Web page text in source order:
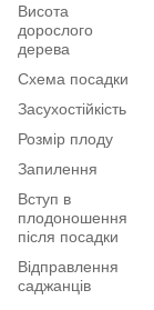
Висота
дорослого
дерева
Схема посадки
Засухостійкість
Розмір плоду
Запилення
Вступ в
плодоношення
після посадки
Відправлення
саджанців